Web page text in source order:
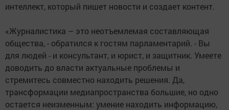
интеллект, который пишет новости и создает контент.
«Журналистика – это неотъемлемая составляющая
общества, - обратился к гостям парламентарий. - Вы
для людей - и консультант, и юрист, и защитник. Умеете
доводить до власти актуальные проблемы и
стремитесь совместно находить решения. Да,
трансформации медиапространства большие, но одно
остается неизменным: умение находить информацию,